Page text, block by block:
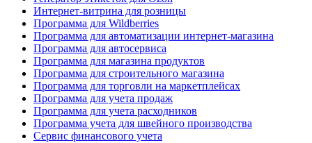
Интернет-витрина для розницы
Программа для Wildberries
Программа для автоматизации интернет-магазина
Программа для автосервиса
Программа для магазина продуктов
Программа для строительного магазина
Программа для торговли на маркетплейсах
Программа для учета продаж
Программа для учета расходников
Программа учета для швейного производства
Сервис финансового учета